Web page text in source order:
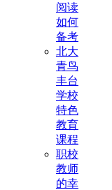
阅读
如何
备考
北大
青鸟
丰台
学校
特色
教育
课程
职校
教师
的幸